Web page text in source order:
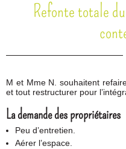
Refonte totale
M et Mme N. souhaitent
et tout restructurer pour
La demande des propriétaires
Peu d’entretien.
Aérer l’espace.